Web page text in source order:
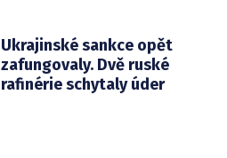
Ukrajinské sankce opět
zafungovaly. Dvě ruské
rafinérie schytaly úder